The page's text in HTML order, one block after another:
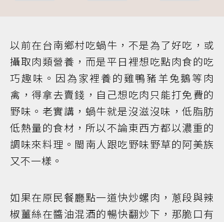
以前在台南鄉村吃蝸牛，不是為了好吃，或
攝取肉類營養，而是平日裡想吃點肉食的吃
巧趣味。因為家裡養的雞鴨豬羊兔鵝等肉
禽，得拿去賣錢，自己想吃肉只能打免費的
野味。老實講，蝸牛就是沒滋沒味，低脂肪
低熱量的食材，所以不論東西方都以濃重的
調味來料理。閩南人跟吃野味野草的阿美族
又不一樣。
如果在原民餐廳點一道快炒螺肉，蔥段與辣
椒薑絲在醬油混酒的暢快翻炒下，那脆口有